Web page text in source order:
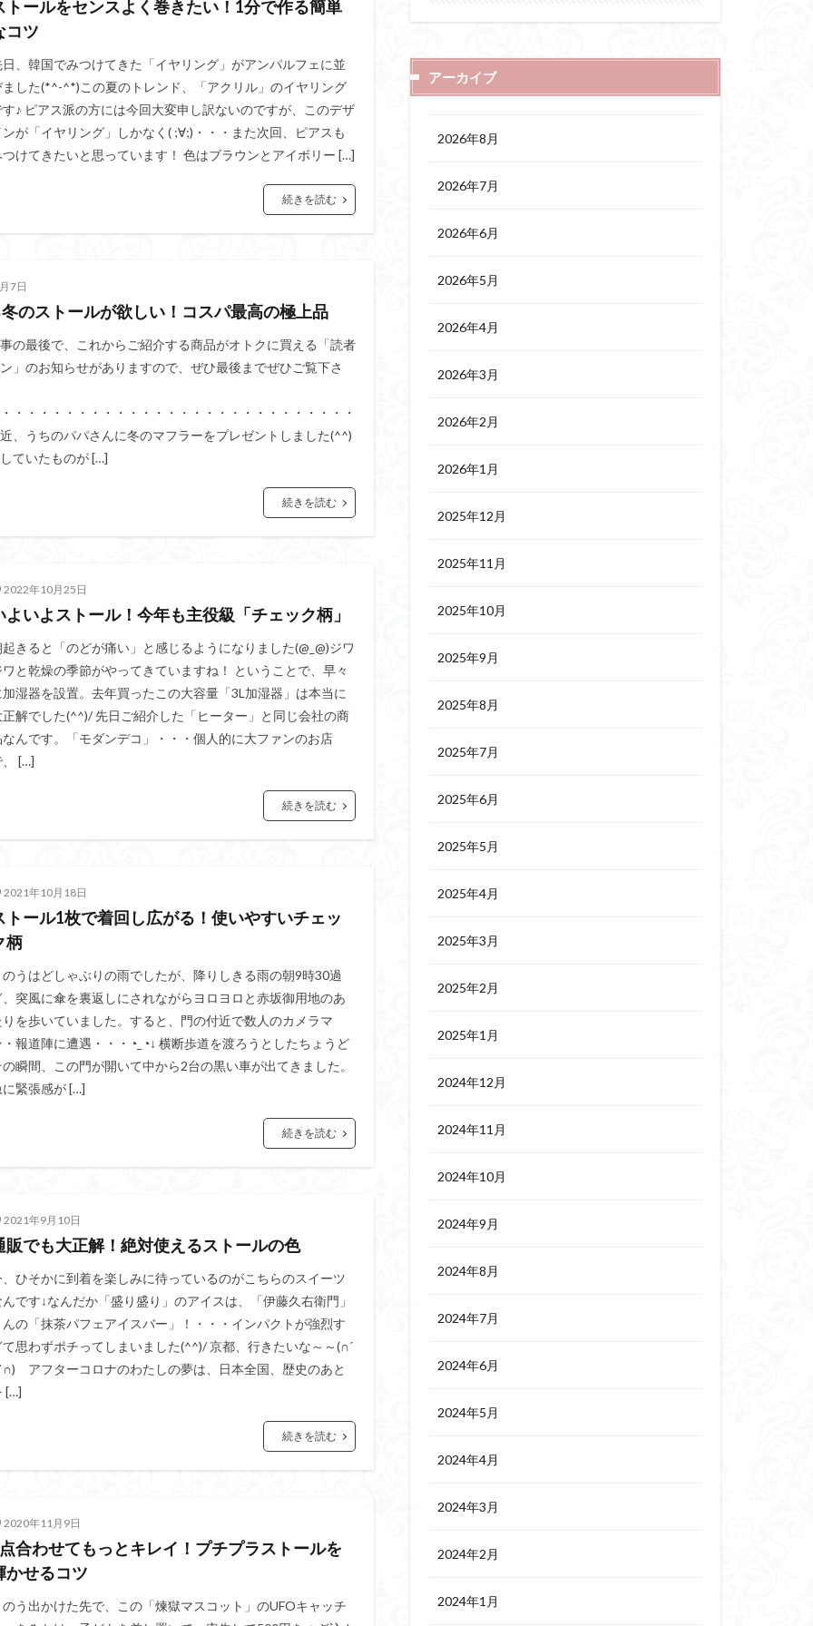
トールをセンスよく巻きたい！1分で作る簡単
コツ
日、韓国でみつけてきた「イヤリング」がアンパルフェに並
ました(*^-^*)この夏のトレンド、「アクリル」のイヤリング
す♪ ピアス派の方には今回大変申し訳ないのですが、このデザ
ンが「イヤリング」しかなく( ;∀;)・・・また次回、ピアスも
つけてきたいと思っています！ 色はブラウンとアイボリー […]
続きを読む
7日
のストールが欲しい！コスパ最高の極上品
の最後で、これからご紹介する商品がオトクに買える「読者
」のお知らせがありますので、ぜひ最後までぜひご覧下さ
・・・・・・・・・・・・・・・・・・・・・・・・・・・
、うちのパパさんに冬のマフラーをプレゼントしました(^^)
ていたものが […]
続きを読む
2022年10月25日
よいよストール！今年も主役級「チェック柄」
きると「のどが痛い」と感じるようになりました(@_@)ジワ
ワと乾燥の季節がやってきていますね！ ということで、早々
加湿器を設置。去年買ったこの大容量「3L加湿器」は本当に
正解でした(^^)/ 先日ご紹介した「ヒーター」と同じ会社の商
なんです。「モダンデコ」・・・個人的に大ファンのお店
、 […]
続きを読む
2021年10月18日
トール1枚で着回し広がる！使いやすいチェッ
柄
のうはどしゃぶりの雨でしたが、降りしきる雨の朝9時30過
、突風に傘を裏返しにされながらヨロヨロと赤坂御用地のあ
りを歩いていました。すると、門の付近で数人のカメラマ
・報道陣に遭遇・・・◔_◔↓ 横断歩道を渡ろうとしたちょうど
瞬間、この門が開いて中から2台の黒い車が出てきました。
に緊張感が […]
続きを読む
2021年9月10日
販でも大正解！絶対使えるストールの色
、ひそかに到着を楽しみに待っているのがこちらのスイーツ
です↓なんだか「盛り盛り」のアイスは、「伊藤久右衛門」
んの「抹茶パフェアイスバー」！・・・インパクトが強烈す
て思わずポチってしまいました(^^)/ 京都、行きたいな～～(∩ˊ
アフターコロナのわたしの夢は、日本全国、歴史のあと
[…]
続きを読む
2020年11月9日
合わせてもっとキレイ！プチプラストールを
かせるコツ
のう出かけた先で、この「煉獄マスコット」のUFOキャッチ
アーカイブ
2026年8月
2026年7月
2026年6月
2026年5月
2026年4月
2026年3月
2026年2月
2026年1月
2025年12月
2025年11月
2025年10月
2025年9月
2025年8月
2025年7月
2025年6月
2025年5月
2025年4月
2025年3月
2025年2月
2025年1月
2024年12月
2024年11月
2024年10月
2024年9月
2024年8月
2024年7月
2024年6月
2024年5月
2024年4月
2024年3月
2024年2月
2024年1月